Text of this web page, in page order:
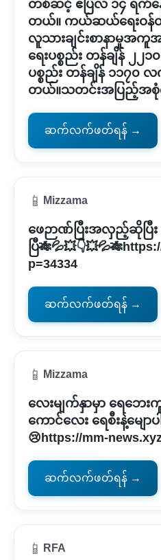
တစ်ဆင့် ဧပြီလ ၁၄ ရက်န
တယ်။ ကယ်ဆယ်ရေးဝန်ထ
လူသားချင်းစာနာမှု
ရေးပစ္စည်း တန်ချိန် ၂
ပစ္စည်း တန်ချိန် ၁၁၇၀
တယ်။သတင်းအပြည့်အ
ဆက်လက်ဖတ်ရန် →
📱 Mizzama
ဖေဉာဏ်ပြီးအလှည့်ဆိုပြီ
ပြီ
p=34334
ဆက်လက်ဖတ်ရန် →
📱 Mizzama
လေးမျက်နှာမှာ ရေဘေ
ကောင်လေး ရေစီးနဲ့မျော
😢https://mm-
ဆက်လက်ဖတ်ရန် →
📱 RFA